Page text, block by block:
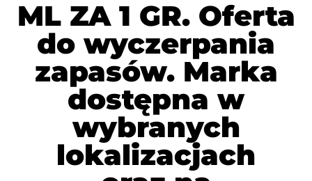
ML ZA 1 GR. Oferta
do wyczerpania
zapasów. Marka
dostępna w
wybranych
lokalizacjach